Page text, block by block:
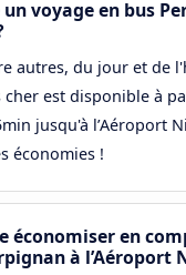
voyage en bus
autres, du jour et de
cher est disponible à
jusqu'à l’Aéroport
économies !
économiser en
à l’Aéroport